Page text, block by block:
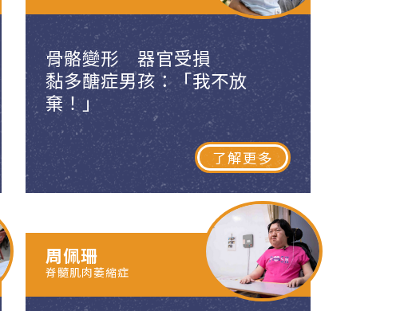
骨骼變形 器官受損
黏多醣症男孩：「我不放
棄！」
了解更多
周佩珊
脊髓肌肉萎縮症